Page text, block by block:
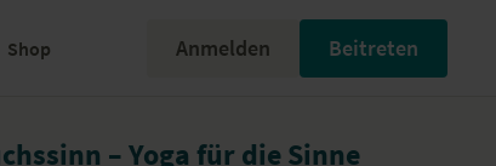
Shop Anmelden Beitreten
– Yoga für die Sinne